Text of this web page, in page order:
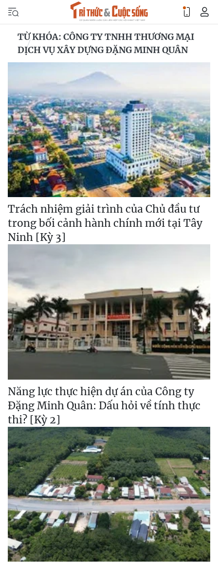
TỪ KHÓA: CÔNG TY TNHH THƯƠNG MẠI
DỊCH VỤ XÂY DỰNG ĐẶNG MINH QUÂN
Trách nhiệm giải trình của Chủ đầu tư
trong bối cảnh hành chính mới tại Tây
Ninh [Kỳ 3]
Năng lực thực hiện dự án của Công ty
Đặng Minh Quân: Dấu hỏi về tính thực
thi? [Kỳ 2]